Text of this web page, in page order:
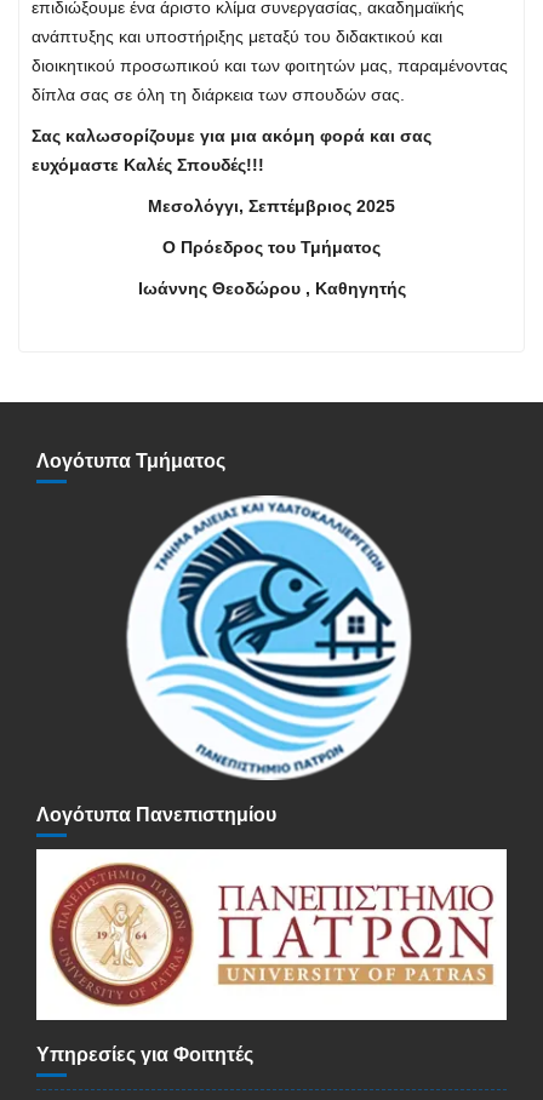
επιδιώξουμε ένα άριστο κλίμα συνεργασίας, ακαδημαϊκής
ανάπτυξης και υποστήριξης μεταξύ του διδακτικού και
διοικητικού προσωπικού και των φοιτητών μας, παραμένοντας
δίπλα σας σε όλη τη διάρκεια των σπουδών σας.
Σας καλωσορίζουμε για μια ακόμη φορά και σας
ευχόμαστε Καλές Σπουδές!!!
Μεσολόγγι, Σεπτέμβριος 2025
Ο Πρόεδρος του Τμήματος
Ιωάννης Θεοδώρου , Καθηγητής
Λογότυπα Τμήματος
Λογότυπα Πανεπιστημίου
Υπηρεσίες για Φοιτητές